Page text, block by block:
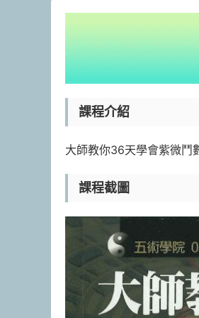
課程介紹
大師教你36天學會紫微
課程截圖